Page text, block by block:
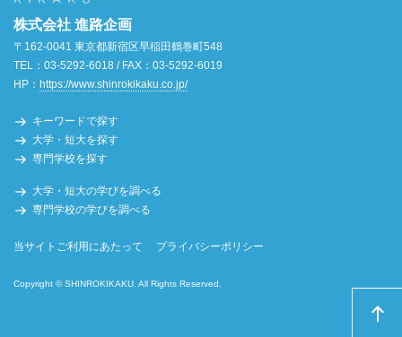
株式会社 進路企画
〒162-0041 東京都新宿区早稲田鶴巻町548
TEL：03-5292-6018 / FAX：03-5292-6019
HP： https://www.shinrokikaku.co.jp/
キーワードで探す
大学・短大を探す
専門学校を探す
大学・短大の学びを調べる
専門学校の学びを調べる
当サイトご利用にあたって プライバシーポリシー
Copyright © SHINROKIKAKU. All Rights Reserved.